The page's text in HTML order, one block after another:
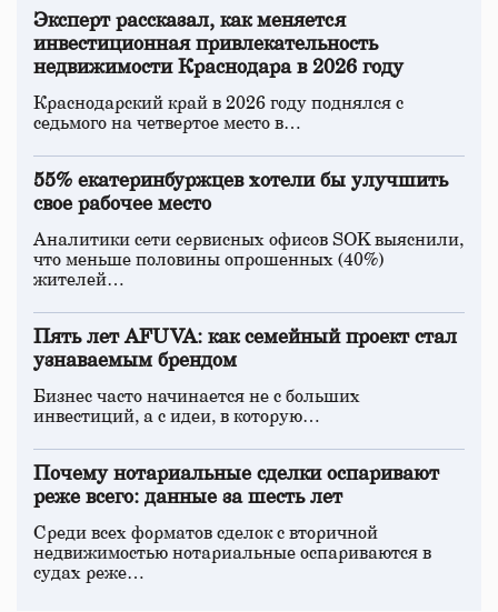
Эксперт рассказал, как меняется
инвестиционная привлекательность
недвижимости Краснодара в 2026 году
Краснодарский край в 2026 году поднялся с
седьмого на четвертое место в…
55% екатеринбуржцев хотели бы улучшить
свое рабочее место
Аналитики сети сервисных офисов SOK выяснили,
что меньше половины опрошенных (40%)
жителей…
Пять лет AFUVA: как семейный проект стал
узнаваемым брендом
Бизнес часто начинается не с больших
инвестиций, а с идеи, в которую…
Почему нотариальные сделки оспаривают
реже всего: данные за шесть лет
Среди всех форматов сделок с вторичной
недвижимостью нотариальные оспариваются в
судах реже…